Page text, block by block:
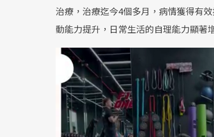
治療，治療迄今4個多月，病情獲得有
動能力提升，日常生活的自理能力顯著